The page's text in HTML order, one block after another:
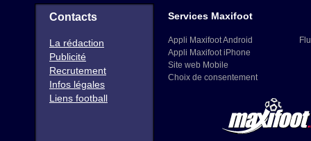
Contacts
La rédaction
Publicité
Recrutement
Infos légales
Liens football
Services Maxifoot
Appli Maxifoot Android
Appli Maxifoot iPhone
Site web Mobile
Choix de consentement